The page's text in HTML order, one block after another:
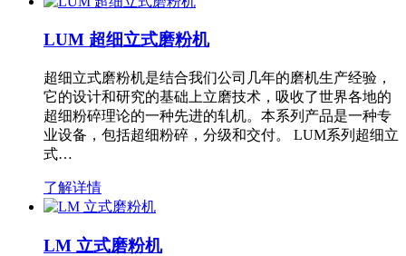
LUM 超细立式磨粉机
超细立式磨粉机是结合我们公司几年的磨机生产经验，
它的设计和研究的基础上立磨技术，吸收了世界各地的
超细粉碎理论的一种先进的轧机。本系列产品是一种专
业设备，包括超细粉碎，分级和交付。 LUM系列超细立
式…
了解详情
LM 立式磨粉机